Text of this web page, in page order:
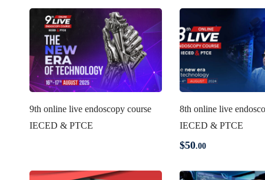
9th online live endoscopy course
IECED & PTCE
8th online live
IECED & PTCE
$50.00